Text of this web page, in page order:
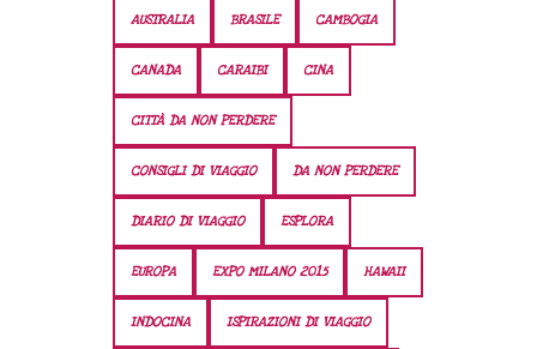
AUSTRALIA BRASILE CAMBOGIA
CANADA CARAIBI CINA
CITTÀ DA NON PERDERE
CONSIGLI DI VIAGGIO DA NON PERDERE
DIARIO DI VIAGGIO ESPLORA
EUROPA EXPO MILANO 2015 HAWAII
INDOCINA ISPIRAZIONI DI VIAGGIO